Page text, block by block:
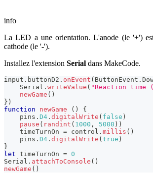
info
La LED a une orientation. L'anode (le '+')
cathode (le '-').
Installez l'extension Serial dans MakeCode.
input . buttonD2 . onEvent ( ButtonEvent .
Serial . writeValue ( "Reaction time
newGame ( )
} )
function
newGame ( )
{
    pins
. D4 . digitalWrite ( false )
pause ( randint ( 1000 , 5000 ) )
    timeTurnOn
= control . millis ( )
    pins
. D4 . digitalWrite ( true )
}
let timeTurnOn = 0
Serial . attachToConsole ( )
newGame ( )